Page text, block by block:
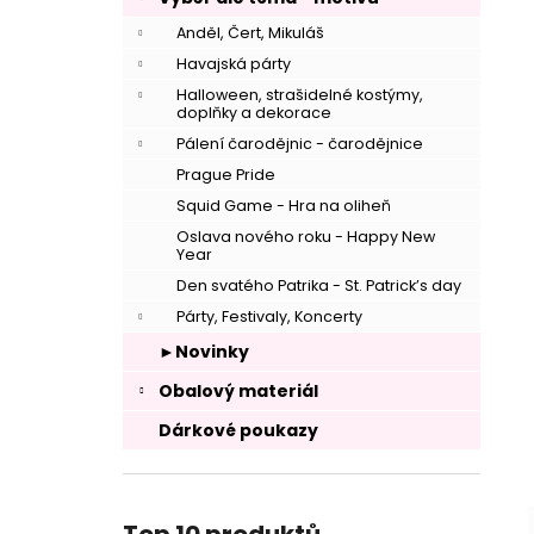
Anděl, Čert, Mikuláš
Havajská párty
Halloween, strašidelné kostýmy,
doplňky a dekorace
Pálení čarodějnic - čarodějnice
Prague Pride
Squid Game - Hra na oliheň
Oslava nového roku - Happy New
Year
Den svatého Patrika - St. Patrick’s day
Párty, Festivaly, Koncerty
►Novinky
Obalový materiál
Dárkové poukazy